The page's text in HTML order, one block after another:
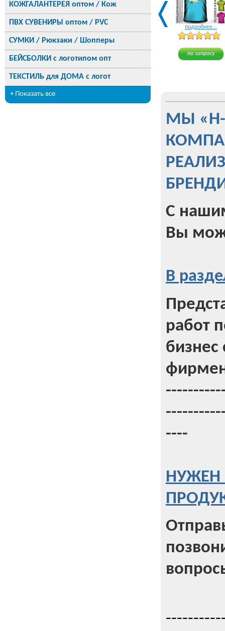
КОЖГАЛАНТЕРЕЯ оптом / Кож
ПВХ СУВЕНИРЫ оптом / PVC
СУМКИ / Рюкзаки / Шопперы
БЕЙСБОЛКИ с логотипом опт
ТЕКСТИЛЬ для ДОМА с логот
+ Показать все
подробнее...
по запросу
МЫ
С
Вы
В
работ
бизнес
----
НУЖЕН